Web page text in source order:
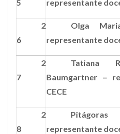
5 representante
2
6
Olga
representante
2
7
Tatiana
Baumgartner –
CECE
2
8
representante